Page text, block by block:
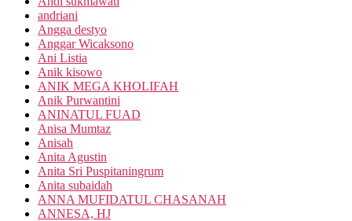
andriani
Angga destyo
Anggar Wicaksono
Ani Listia
Anik kisowo
ANIK MEGA KHOLIFAH
Anik Purwantini
ANINATUL FUAD
Anisa Mumtaz
Anisah
Anita Agustin
Anita Sri Puspitaningrum
Anita subaidah
ANNA MUFIDATUL CHASANAH
ANNESA, HJ